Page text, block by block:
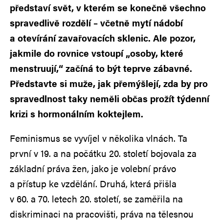
představí svět, v kterém se konečně všechno
spravedlivě rozdělí – včetně mytí nádobí
a otevírání zavařovacích sklenic. Ale pozor,
jakmile do rovnice vstoupí „osoby, které
menstruují,“ začíná to být teprve zábavné.
Představte si muže, jak přemýšlejí, zda by pro
spravedlnost taky neměli občas prožít týdenní
krizi s hormonálním koktejlem.
Feminismus se vyvíjel v několika vlnách. Ta
první v 19. a na počátku 20. století bojovala za
základní práva žen, jako je volební právo
a přístup ke vzdělání. Druhá, která přišla
v 60. a 70. letech 20. století, se zaměřila na
diskriminaci na pracovišti, práva na tělesnou